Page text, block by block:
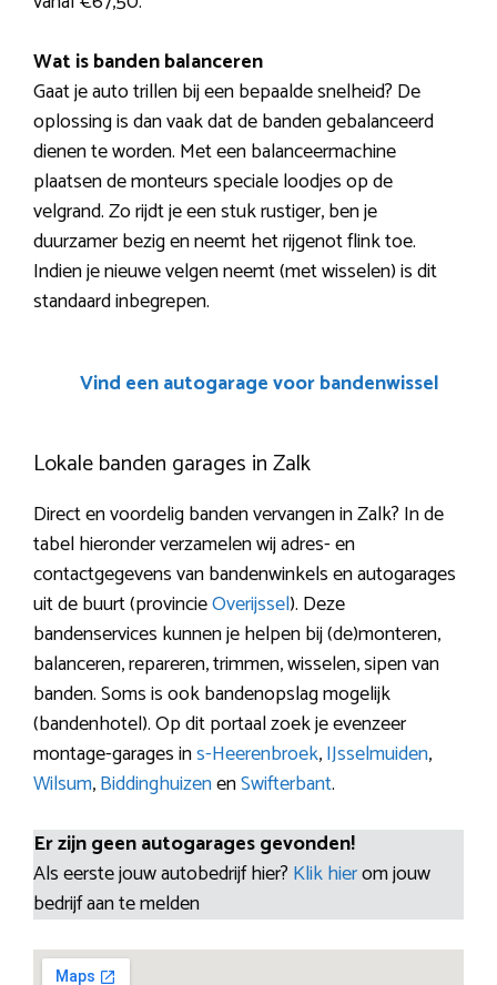
Wat is banden balanceren
Gaat je auto trillen bij een bepaalde snelheid? De
oplossing is dan vaak dat de banden gebalanceerd
dienen te worden. Met een balanceermachine
plaatsen de monteurs speciale loodjes op de
velgrand. Zo rijdt je een stuk rustiger, ben je
duurzamer bezig en neemt het rijgenot flink toe.
Indien je nieuwe velgen neemt (met wisselen) is dit
standaard inbegrepen.
Vind een autogarage voor bandenwissel
Lokale banden garages in Zalk
Direct en voordelig banden vervangen in Zalk? In de
tabel hieronder verzamelen wij adres- en
contactgegevens van bandenwinkels en autogarages
uit de buurt (provincieOverijssel). Deze
bandenservices kunnen je helpen bij (de)monteren,
balanceren, repareren, trimmen, wisselen, sipen van
banden. Soms is ook bandenopslag mogelijk
(bandenhotel). Op dit portaal zoek je evenzeer
montage-garages ins-Heerenbroek,IJsselmuiden,
Wilsum,BiddinghuizenenSwifterbant.
Er zijn geen autogarages gevonden!
Als eerste jouw autobedrijf hier? Klik hierom jouw
bedrijf aan te melden